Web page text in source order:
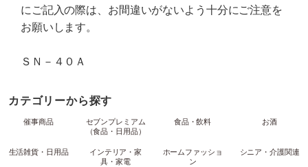
にご記入の際は、お間違いがないよう十分にご注意を
お願いします。
ＳＮ－４０Ａ
カテゴリーから探す
催事商品
セブンプレミアム
（食品・日用品）
食品・飲料 お酒
生活雑貨・日用品
インテリア・家
具・家電
ホームファッショ
ン
シニア・介護関連